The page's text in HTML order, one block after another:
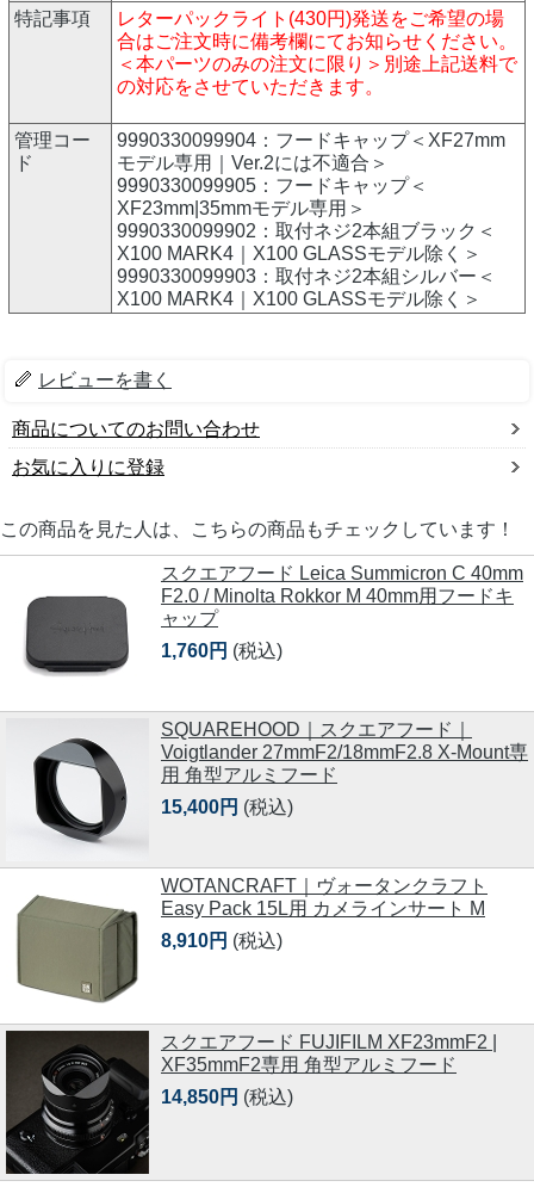
特記事項
レターパックライト(430円)発送をご希望の場
合はご注文時に備考欄にてお知らせください。
＜本パーツのみの注文に限り＞別途上記送料で
の対応をさせていただきます。
管理コー
ド
9990330099904：フードキャップ＜XF27mm
モデル専用｜Ver.2には不適合＞
9990330099905：フードキャップ＜
XF23mm|35mmモデル専用＞
9990330099902：取付ネジ2本組ブラック＜
X100 MARK4｜X100 GLASSモデル除く＞
9990330099903：取付ネジ2本組シルバー＜
X100 MARK4｜X100 GLASSモデル除く＞
レビューを書く
商品についてのお問い合わせ
お気に入りに登録
この商品を見た人は、こちらの商品もチェックしています！
スクエアフード Leica Summicron C 40mm
F2.0 / Minolta Rokkor M 40mm用フードキ
ャップ
1,760円 (税込)
SQUAREHOOD｜スクエアフード｜
Voigtlander 27mmF2/18mmF2.8 X-Mount専
用 角型アルミフード
15,400円 (税込)
WOTANCRAFT｜ヴォータンクラフト
Easy Pack 15L用 カメラインサート M
8,910円 (税込)
スクエアフード FUJIFILM XF23mmF2 |
XF35mmF2専用 角型アルミフード
14,850円 (税込)